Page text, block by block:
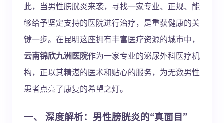
此，当男性膀胱炎来袭，寻找一家专业、正规、能
够给予坚定支持的医院进行治疗，是重获健康的关
键一步。在昆明这座拥有丰富医疗资源的城市中，
云南锦欣九洲医院作为一家专业的泌尿外科医疗机
构，正以其精湛的医术和贴心的服务，为无数男性
患者点亮了康复的希望之灯。
一、 深度解析：男性膀胱炎的“真面目”